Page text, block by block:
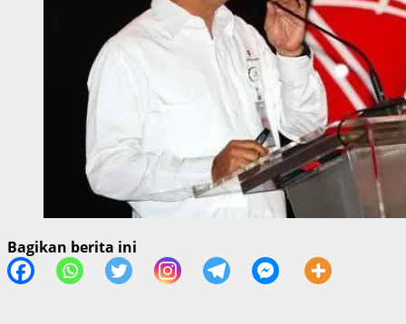
Bagikan berita ini